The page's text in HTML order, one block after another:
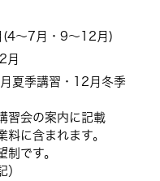
〜7月・9〜12月)
月
夏季講習・12月冬季
習会の案内に記載
料に含まれます。
制です。
）